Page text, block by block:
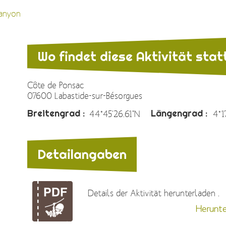
Wo findet diese Aktivität
Côte de Ponsac
07600 Labastide-sur-Bésorgues
Breitengrad : 44°45'26.61"N Längengrad :
Detailangaben
Details der Aktivität herunterladen .